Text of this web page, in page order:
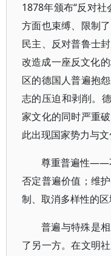
1878年颁布“反对
方面也束缚、限制
民主、反对普鲁士
改造成一座反文化
区的德国人普遍抱
志的压迫和剥削。
家文化的同时严重
此出现国家势力与文
尊重普遍性——
否定普遍价值；维
制、取消多样性的区
普遍与特殊是
了另一方。在文明